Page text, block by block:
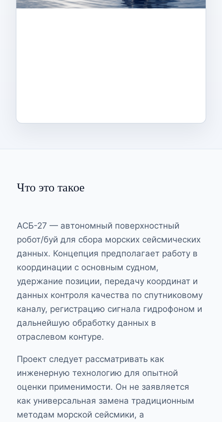
Что это такое
АСБ-27 — автономный поверхностный
робот/буй для сбора морских сейсмических
данных. Концепция предполагает работу в
координации с основным судном,
удержание позиции, передачу координат и
данных контроля качества по спутниковому
каналу, регистрацию сигнала гидрофоном и
дальнейшую обработку данных в
отраслевом контуре.
Проект следует рассматривать как
инженерную технологию для опытной
оценки применимости. Он не заявляется
как универсальная замена традиционным
методам морской сейсмики, а